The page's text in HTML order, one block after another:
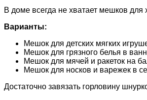
В доме всегда не хватает мешков для
Варианты:
Мешок для детских мягких
Мешок для грязного белья в
Мешок для мячей и ракеток на
Мешок для носков и варежек в
Достаточно завязать горловину